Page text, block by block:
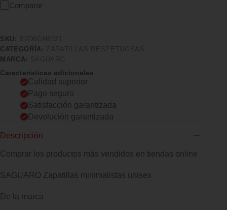
Comparar
SKU:
CATEGORÍA:
MARCA:
Características adicionales
Calidad superior
Pago seguro
Satisfacción garantizada
Devolución garantizada
Descripción
Comprar los productos más vendidos en tiendas online
SAGUARO Zapatillas minimalistas unisex
De la marca